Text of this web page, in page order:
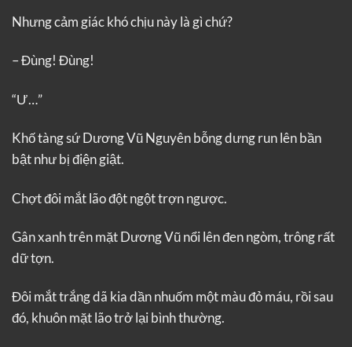
Nhưng cảm giác khó chịu này là gì chứ?
– Đùng! Đùng!
“Ư…”
Khố tàng sứ Dương Vũ Nguyên bỗng dưng run lên bần
bật như bị điện giật.
Chợt đôi mắt lão đột ngột trợn ngược.
Gân xanh trên mặt Dương Vũ nổi lên đen ngòm, trông rất
dữ tợn.
Đôi mắt trắng dã kia dần nhuốm một màu đỏ máu, rồi sau
đó, khuôn mặt lão trở lại bình thường.